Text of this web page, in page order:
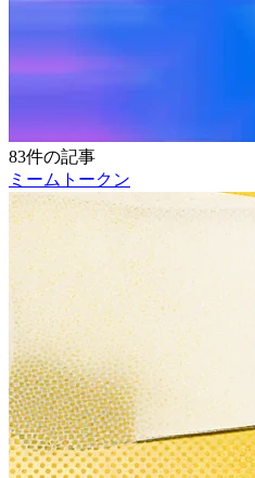
83件の記事
ミームトークン